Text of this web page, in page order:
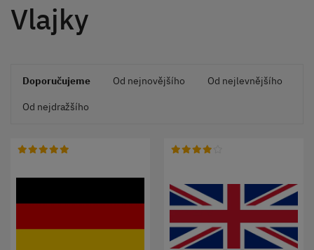
Vlajky
Doporučujeme Od nejnovějšího Od nejlevnějšího
Od nejdražšího